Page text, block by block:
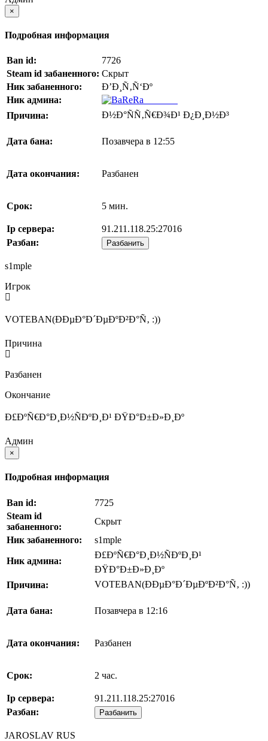
×
Подробная информация
Ban id:
7726
Steam id забаненного: Скрыт
Ник забаненного:
Ð’Ð¸Ñ‚Ñ‘Ðº
Ник админа:
Причина: Ð½Ð°ÑÑ‚Ñ€Ð¾Ð¹ Ð¿Ð¸Ð½Ð³
Дата бана: Позавчера в 12:55
Дата окончания: Разбанен
Срок: 5 мин.
Ip сервера:
91.211.118.25:27016
Разбан:
Разбанить
s1mple
Игрок
VOTEBAN(ÐÐµÐ°Ð´ÐµÐºÐ²Ð°Ñ‚ :))
Причина
Разбанен
Окончание
Ð£ÐºÑ€Ð°Ð¸Ð½ÑÐºÐ¸Ð¹ ÐŸÐ°Ð±Ð»Ð¸Ðº
Админ
×
Подробная информация
Ban id:
7725
Steam id
забаненного:
Скрыт
Ник забаненного:
s1mple
Ник админа:
Ð£ÐºÑ€Ð°Ð¸Ð½ÑÐºÐ¸Ð¹
ÐŸÐ°Ð±Ð»Ð¸Ðº
Причина:
VOTEBAN(ÐÐµÐ°Ð´ÐµÐºÐ²Ð°Ñ‚ :))
Дата бана: Позавчера в 12:16
Дата окончания: Разбанен
Срок: 2 час.
Ip сервера:
91.211.118.25:27016
Разбан:
Разбанить
JAROSLAV RUS